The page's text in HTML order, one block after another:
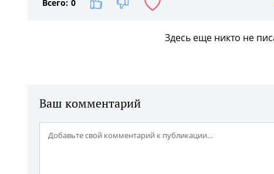
Всего: 0
Здесь еще никто не
Ваш комментарий